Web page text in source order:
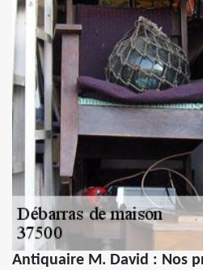
Antiquaire M. David : Nos